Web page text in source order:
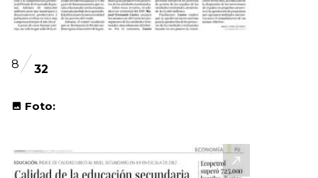
8 32
Foto: